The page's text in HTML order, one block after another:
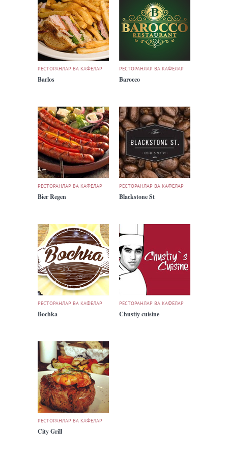
РЕСТОРАНЛАР ВА КАФЕЛАР
Barlos
РЕСТОРАНЛАР ВА КАФЕЛАР
Barocco
РЕСТОРАНЛАР ВА КАФЕЛАР
Bier Regen
РЕСТОРАНЛАР ВА КАФЕЛАР
Blackstone St
РЕСТОРАНЛАР ВА КАФЕЛАР
Bochka
РЕСТОРАНЛАР ВА КАФЕЛАР
Chustiy cuisine
РЕСТОРАНЛАР ВА КАФЕЛАР
City Grill